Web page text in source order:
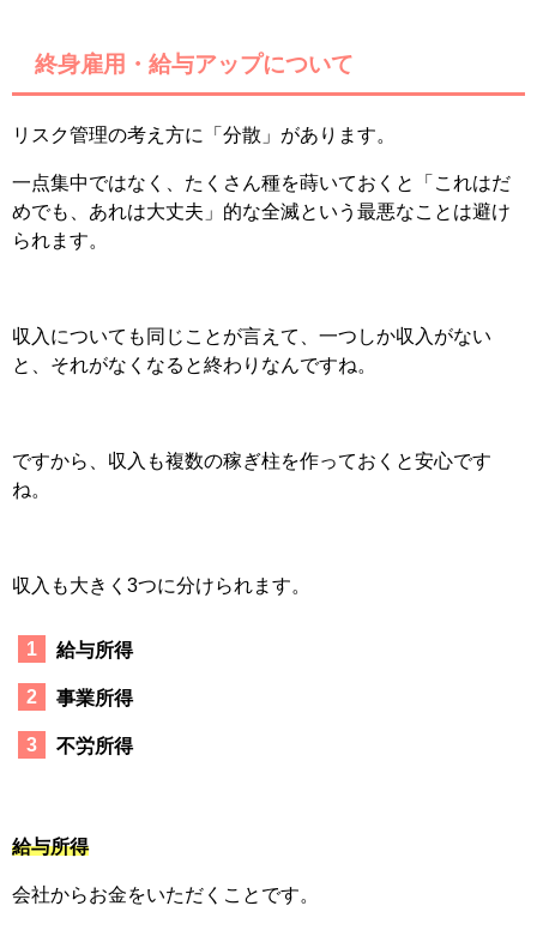
終身雇用・給与アップについて
リスク管理の考え方に「分散」があります。
一点集中ではなく、たくさん種を蒔いておくと「これはだ
めでも、あれは大丈夫」的な全滅という最悪なことは避け
られます。
収入についても同じことが言えて、一つしか収入がない
と、それがなくなると終わりなんですね。
ですから、収入も複数の稼ぎ柱を作っておくと安心です
ね。
収入も大きく3つに分けられます。
給与所得
事業所得
不労所得
給与所得
会社からお金をいただくことです。